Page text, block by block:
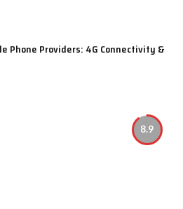
Phone Providers: 4G Connectivity &
8.9